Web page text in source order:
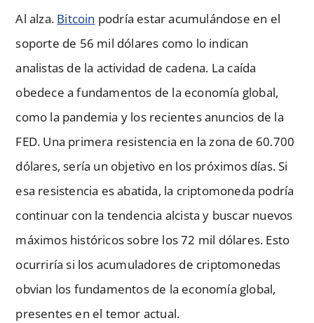
Al alza. Bitcoin podría estar acumulándose en el
soporte de 56 mil dólares como lo indican
analistas de la actividad de cadena. La caída
obedece a fundamentos de la economía global,
como la pandemia y los recientes anuncios de la
FED. Una primera resistencia en la zona de 60.700
dólares, sería un objetivo en los próximos días. Si
esa resistencia es abatida, la criptomoneda podría
continuar con la tendencia alcista y buscar nuevos
máximos históricos sobre los 72 mil dólares. Esto
ocurriría si los acumuladores de criptomonedas
obvian los fundamentos de la economía global,
presentes en el temor actual.